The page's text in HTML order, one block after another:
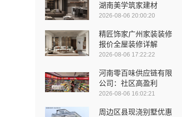
湖南美学筑家建材
2026-08-06 20:00:20
精匠饰家广州家装装修
报价全屋装修详解
2026-08-06 17:22:22
河南零百味供应链有限
公司：社区高盈利
2026-08-06 16:02:21
周边区县现浇别墅优惠